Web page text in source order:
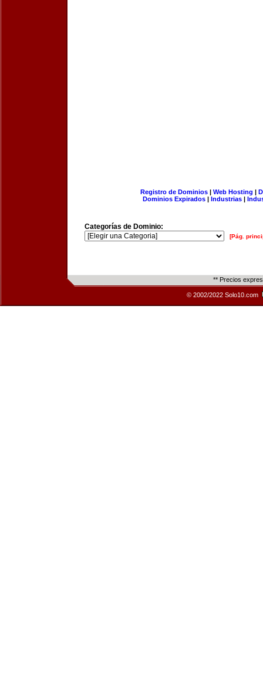
Registro de Dominios| Web Hosting |
Dominios Expirados | Industrias |
Categorías de Dominio:
[Pág.
** Precios
© 2002/2022 Solo10.com